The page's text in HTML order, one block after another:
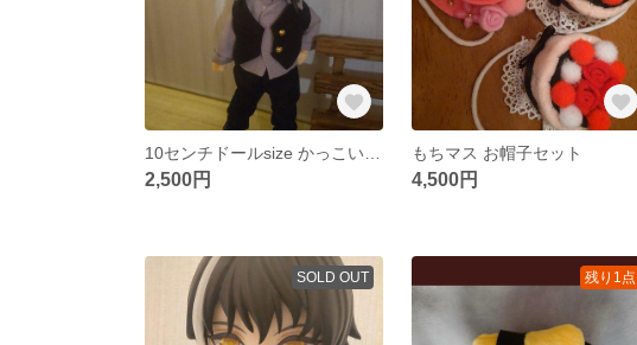
2,500円
もちマス お帽子セット
4,500円
SOLD OUT 残り1点